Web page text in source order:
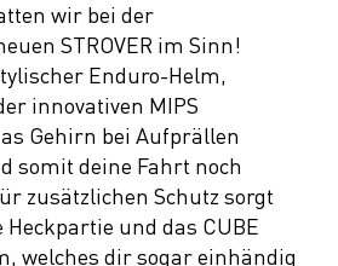
wir bei der
STROVER im Sinn!
Enduro-Helm,
innovativen MIPS
Gehirn bei Aufprällen
somit deine Fahrt noch
zusätzlichen Schutz sorgt
Heckpartie und das CUBE
welches dir sogar einhändig